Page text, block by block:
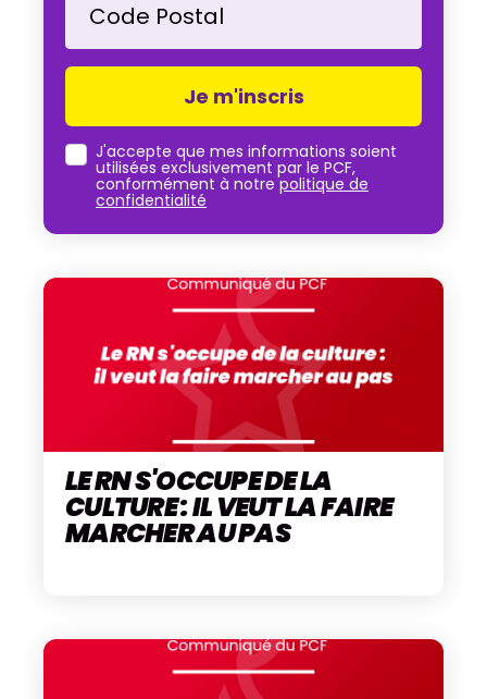
Code Postal
J'accepte que mes informations soient
utilisées exclusivement par le PCF,
conformément à notrepolitique de
confidentialité
LE RN S'OCCUPE DE LA
CULTURE : IL VEUT LA FAIRE
MARCHER AU PAS